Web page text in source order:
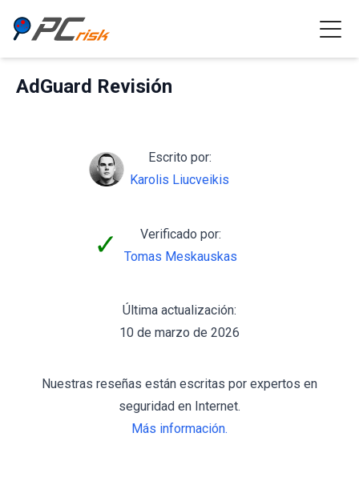
AdGuard Revisión
Escrito por:
Karolis Liucveikis
✓
Verificado por:
Tomas Meskauskas
Última actualización:
10 de marzo de 2026
Nuestras reseñas están escritas por expertos en
seguridad en Internet.
Más información.